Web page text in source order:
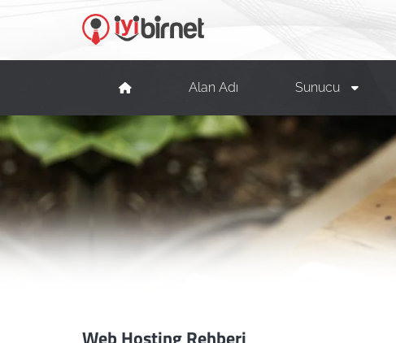
Alan Adı Sunucu